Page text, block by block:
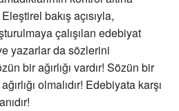
bakış açısıyla,
çalışılan edebiyat
yazarlar da sözlerini
bir ağırlığı vardır! Sözün bir
olmalıdır! Edebiyata karşı